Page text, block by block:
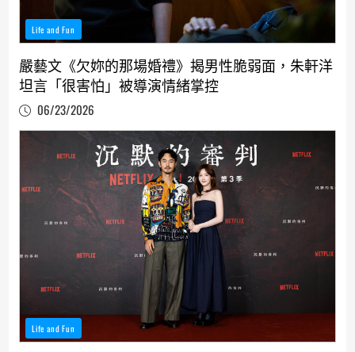
Life and Fun
嚴藝文《欠妳的那場婚禮》揭男性脆弱面，朱軒洋
坦言「很害怕」被導演情緒掌控
06/23/2026
Life and Fun